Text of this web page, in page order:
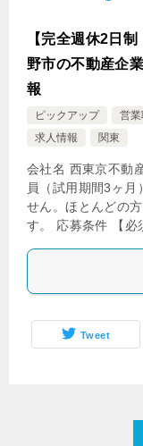
【完全週休2日
野市の不動産企
報
ピックアップ 営
求人情報
関東
会社名 西東京不動
員（試用期間3ヶ
せん。ほとんどの
す。 応募条件 【
Tweet